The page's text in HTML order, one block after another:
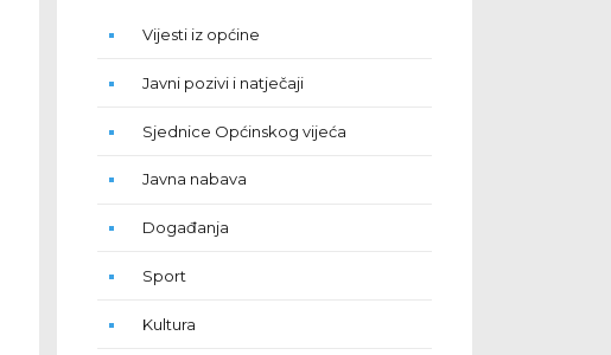
Vijesti iz općine
Javni pozivi i natječaji
Sjednice Općinskog vijeća
Javna nabava
Događanja
Sport
Kultura